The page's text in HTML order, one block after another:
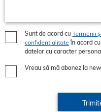
Sunt de acord cu Termenii
confidențialitate în acord cu politicile GDPR privind prelucrarea
datelor cu caracter personal
Vreau să mă abonez la